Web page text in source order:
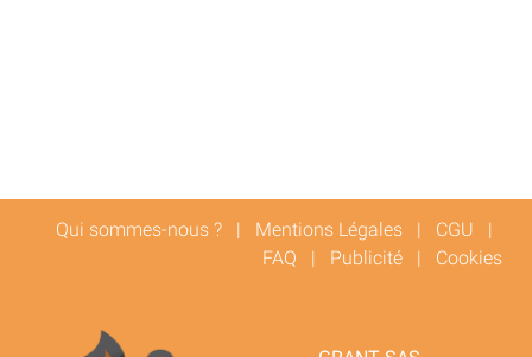
Qui sommes-nous ? | Mentions Légales | CGU |
FAQ | Publicité | Cookies